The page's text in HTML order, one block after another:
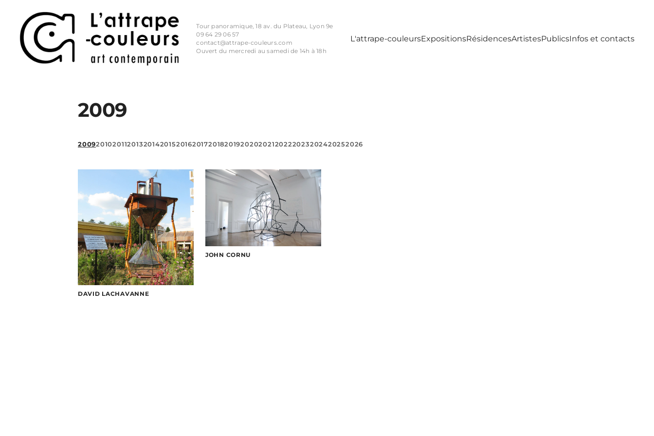
Tour panoramique, 18 av. du Plateau, Lyon 9e
09 64 29 06 57
contact@attrape-couleurs.com
Ouvert du mercredi au samedi de 14h à 18h
L'attrape-couleursExpositionsRésidencesArtistesPublicsInfos et contacts
2009
20092010201120132014201520162017201820192020202120222023202420252026
DAVID LACHAVANNE
JOHN CORNU